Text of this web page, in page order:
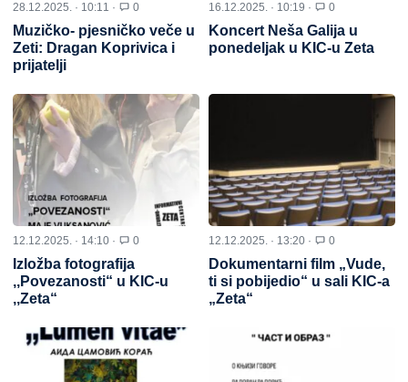
28.12.2025. · 10:11 · 0
Muzičko- pjesničko veče u
Zeti: Dragan Koprivica i
prijatelji
16.12.2025. · 10:19 · 0
Koncert Neša Galija u
ponedeljak u KIC-u Zeta
12.12.2025. · 14:10 · 0
Izložba fotografija
,,Povezanosti“ u KIC-u
,,Zeta“
12.12.2025. · 13:20 · 0
Dokumentarni film „Vude,
ti si pobijedio“ u sali KIC-a
„Zeta“